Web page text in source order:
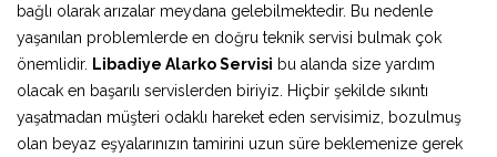
bağlı olarak arızalar meydana gelebilmektedir. Bu nedenle
yaşanılan problemlerde en doğru teknik servisi bulmak çok
önemlidir. Libadiye Alarko Servisi bu alanda size yardım
olacak en başarılı servislerden biriyiz. Hiçbir şekilde sıkıntı
yaşatmadan müşteri odaklı hareket eden servisimiz, bozulmuş
olan beyaz eşyalarınızın tamirini uzun süre beklemenize gerek